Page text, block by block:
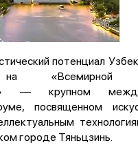
потенциал
на «Всемирной
— крупном
посвященном
городе Тяньцзинь.